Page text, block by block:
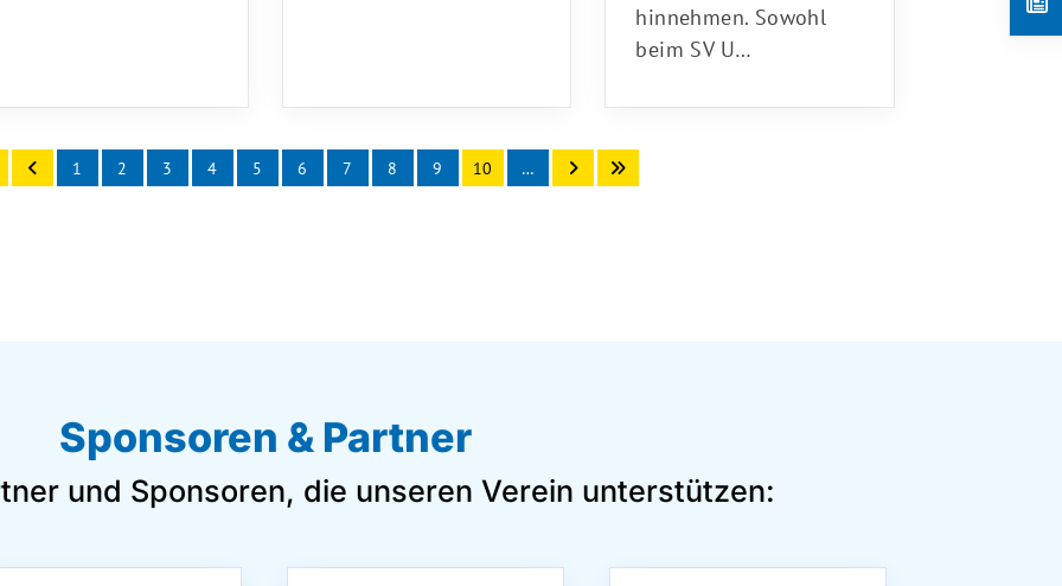
hinnehmen. Sowohl
beim SV U…
1 2 3 4 5 6 7 8 9 10 …
Sponsoren & Partner
und Sponsoren, die unseren Verein unterstützen: